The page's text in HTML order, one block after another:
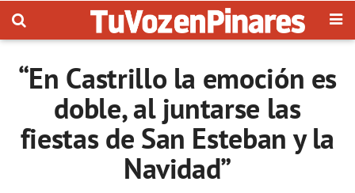
“En Castrillo la emoción es
doble, al juntarse las
fiestas de San Esteban y la
Navidad”